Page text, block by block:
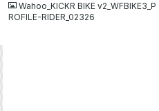
Wahoo_KICKR BIKE v2_WFBIKE3_P
ROFILE-RIDER_02326